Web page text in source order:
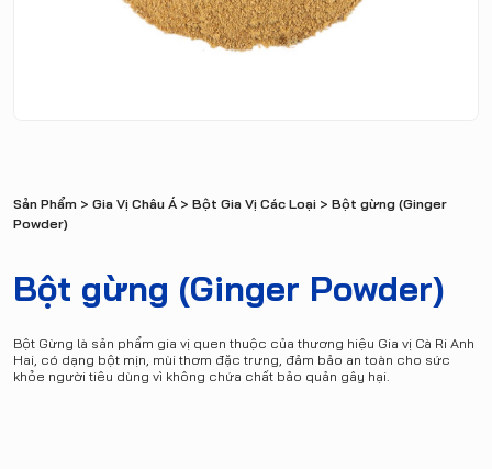
Sản Phẩm> Gia Vị Châu Á> Bột Gia Vị Các Loại> Bột gừng (Ginger
Powder)
Bột gừng (Ginger Powder)
Bột Gừng là sản phẩm gia vị quen thuộc của thương hiệu Gia vị Cà Ri Anh
Hai, có dạng bột mịn, mùi thơm đặc trưng, đảm bảo an toàn cho sức
khỏe người tiêu dùng vì không chứa chất bảo quản gây hại.